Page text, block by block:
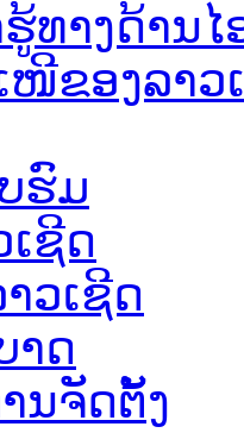
ທາງດ້ານໄ
ໜີຂອງລາວ
ຮົມ
ຊີດ
ວເຊີດ
າດ
ນຈັດຕັ້ງ